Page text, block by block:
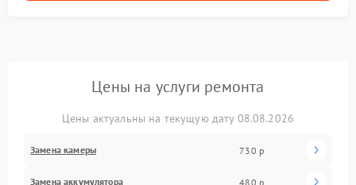
Цены на услуги ремонта
Цены актуальны на текущую дату 08.08.2026
Замена камеры 730 р
Замена аккумулятора 480 р